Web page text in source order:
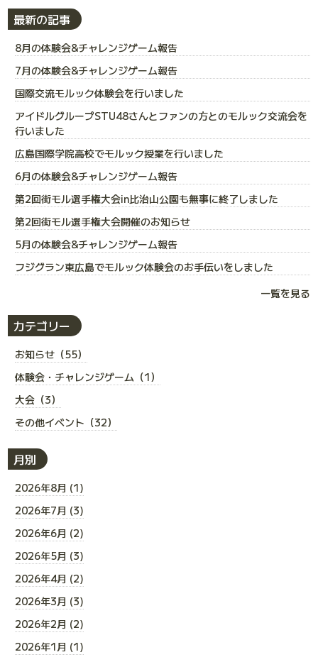
最新の記事
8月の体験会&チャレンジゲーム報告
7月の体験会&チャレンジゲーム報告
国際交流モルック体験会を行いました
アイドルグループSTU48さんとファンの方とのモルック交流会を
行いました
広島国際学院高校でモルック授業を行いました
6月の体験会&チャレンジゲーム報告
第2回街モル選手権大会in比治山公園も無事に終了しました
第2回街モル選手権大会開催のお知らせ
5月の体験会&チャレンジゲーム報告
フジグラン東広島でモルック体験会のお手伝いをしました
一覧を見る
カテゴリー
お知らせ（55）
体験会・チャレンジゲーム（1）
大会（3）
その他イベント（32）
月別
2026年8月 (1)
2026年7月 (3)
2026年6月 (2)
2026年5月 (3)
2026年4月 (2)
2026年3月 (3)
2026年2月 (2)
2026年1月 (1)